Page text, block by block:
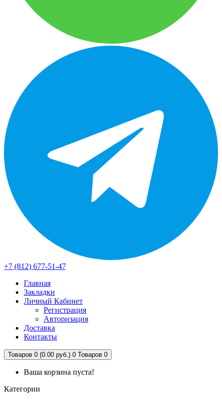
+7 (812) 677-51-47
Главная
Закладки
Личный Кабинет
Регистрация
Авторизация
Доставка
Контакты
Товаров 0 (0.00 руб.) 0 Товаров 0
Ваша корзина пуста!
Категории